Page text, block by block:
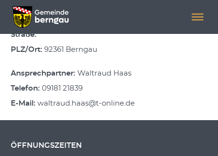
Menü überspringen
Menü überspringen
Kulturkreis Berngau
Straße:
PLZ/Ort: 92361 Berngau
Ansprechpartner: Waltraud Haas
Telefon: 09181 21839
E-Mail: waltraud.haas@t-online.de
ÖFFNUNGSZEITEN